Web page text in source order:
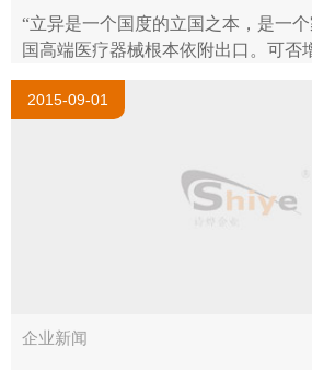
“立异是一个国度的立国之本，是一
国高端医疗器械根本依附出口。可否
物的开展，关系到我国医疗器械家当
委员把存眷眼光聚焦在若何推..
2015-09-01
企业新闻